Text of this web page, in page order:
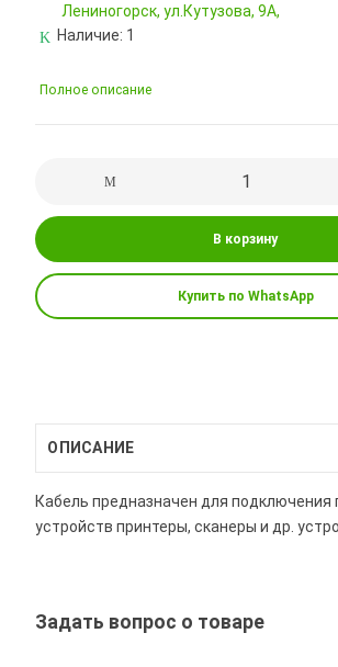
Лениногорск, ул.Кутузова, 9А,
Наличие: 1
Полное описание
В корзину
Купить по WhatsApp
ОПИСАНИЕ
Кабель предназначен для
устройств принтеры, сканеры и др.
Задать вопрос о товаре